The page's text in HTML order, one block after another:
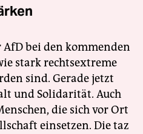
bei den kommenden
stark rechtsextreme
sind. Gerade jetzt
und Solidarität. Auch
die sich vor Ort
einsetzen. Die taz